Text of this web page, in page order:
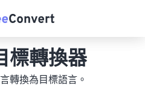
標轉換器
轉換為目標語言。